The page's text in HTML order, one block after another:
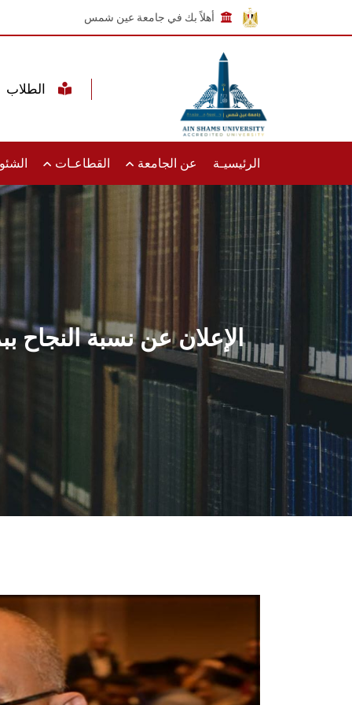
أهلاً بك في جامعة عين شمس
الرئيسيـة عن الجامعة القطاعـات
الإعلان عن نسبة النجاح